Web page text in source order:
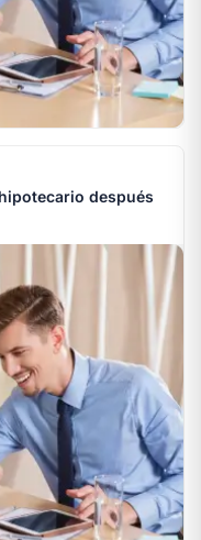
después